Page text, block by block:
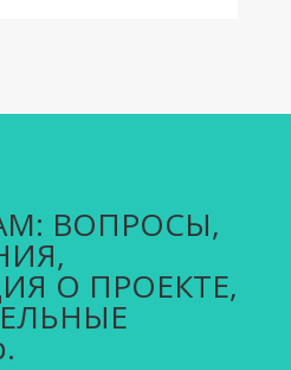
ВОПРОСЫ,
О ПРОЕКТЕ,